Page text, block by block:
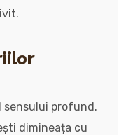
sensului profund.
dimineața cu